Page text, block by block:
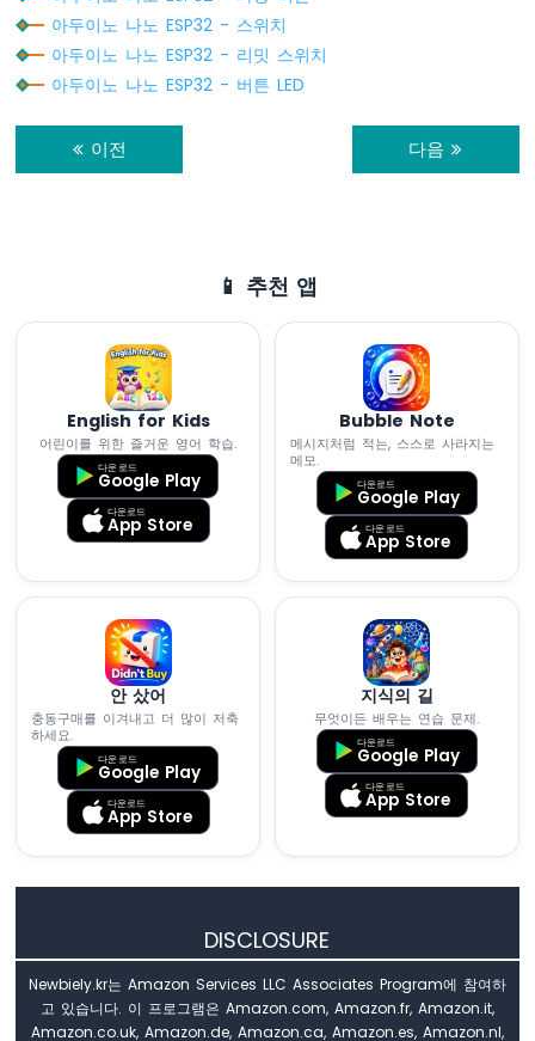
아
두
이
나
ESP32
이
아
두
ESP32
ESP32
아두이노 나노 ESP32 - 스위치
아두이노 나노 ESP32 - 리밋 스위치
아두이노 나노 ESP32 - 버튼 LED
이전 다음
📱 추천 앱
English for Kids
어린이를 위한 즐거운 영어 학습.
다운로드
Google Play
다운로드
App Store
Bubble Note
메시지처럼 적는, 스스로 사라지는
메모.
다운로드
Google Play
다운로드
App Store
안 샀어
충동구매를 이겨내고 더 많이 저축
하세요.
다운로드
Google Play
다운로드
App Store
지식의 길
무엇이든 배우는 연습 문제.
다운로드
Google Play
다운로드
App Store
DISCLOSURE
Newbiely.kr는 Amazon Services LLC Associates Program에 참여하
고 있습니다. 이 프로그램은 Amazon.com, Amazon.fr, Amazon.it,
Amazon.co.uk, Amazon.de, Amazon.ca, Amazon.es, Amazon.nl,